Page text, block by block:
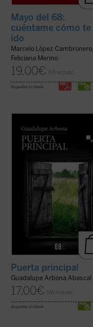
Mayo del 68:
cuéntame cómo te
ido
Marcelo López Cambronero,
Feliciana Merino
19,00€ IVA incluido
disponible en ebook:
su autora observa, siente y piensa a lo
largo de unos intensos meses que,
marcados por la enfermedad, le
tener una mirada transparente sobre sus
Puerta principal
Guadalupe Arbona Abascal
17,00€ IVA incluido
disponible en ebook: